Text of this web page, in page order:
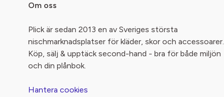
Om oss
Plick är sedan 2013 en av Sveriges största
nischmarknadsplatser för kläder, skor och accessoarer.
Köp, sälj & upptäck second-hand - bra för både miljön
och din plånbok.
Hantera cookies